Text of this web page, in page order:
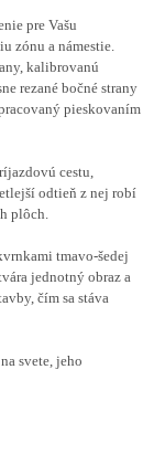
pre Vašu
zónu a námestie.
kalibrovanú
rezané bočné strany
pieskovaním
cestu,
odtieň z nej robí
plôch.
tmavo-šedej
jednotný obraz a
čím sa stáva
svete, jeho